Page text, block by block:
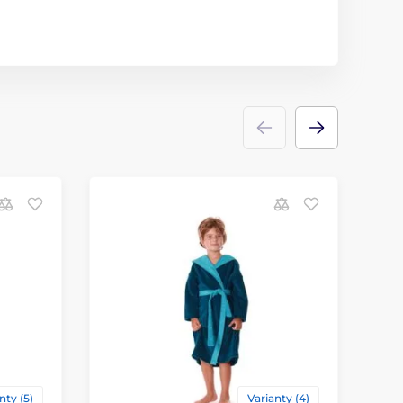
(5) Varianty (4)